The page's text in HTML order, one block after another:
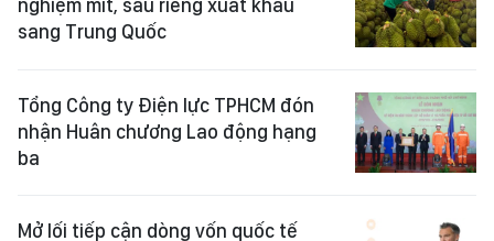
nghiệm mít, sầu riêng xuất khẩu
sang Trung Quốc
Tổng Công ty Điện lực TPHCM đón
nhận Huân chương Lao động hạng
ba
Mở lối tiếp cận dòng vốn quốc tế